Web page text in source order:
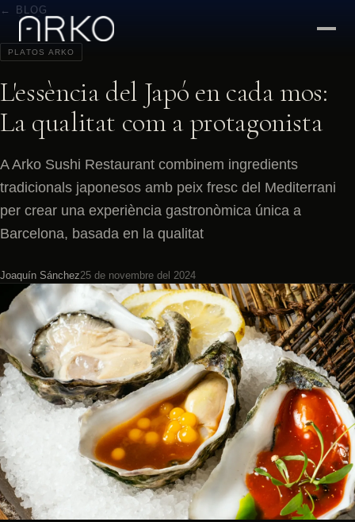
← BLOG
PLATOS ARKO
L'essència del Japó en cada mos:
La qualitat com a protagonista
A Arko Sushi Restaurant combinem ingredients
tradicionals japonesos amb peix fresc del Mediterrani
per crear una experiència gastronòmica única a
Barcelona, basada en la qualitat
Joaquín Sánchez25 de novembre del 2024